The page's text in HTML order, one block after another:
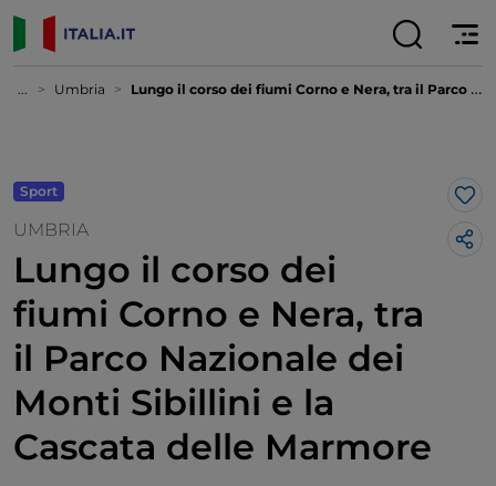
... Umbria Lungo il corso dei fiumi Corno e Nera, tra il Parco Nazionale dei Monti Sibillini e la Cascata delle Marmore
Sport
UMBRIA
Lungo il corso dei
fiumi Corno e Nera, tra
il Parco Nazionale dei
Monti Sibillini e la
Cascata delle Marmore